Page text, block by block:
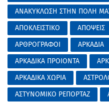
ΑΝΑΚΥΚΛΩΣΗ ΣΤΗΝ ΠΟΛΗ
ΑΠΟΚΛΕΙΣΤΙΚΟ
ΑΠΟΨΕΙΣ
ΑΡΘΡΟΓΡΑΦΟΙ
ΑΡΚΑΔΙΑ
ΑΡΚΑΔΙΚΑ ΠΡΟΙΟΝΤΑ
ΑΡΚΑΔΙΚΑ ΧΩΡΙΑ
ΑΣΤΥΝΟΜΙΚΟ ΡΕΠΟΡΤΑΖ